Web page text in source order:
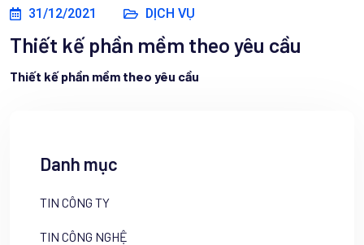
31/12/2021 DỊCH VỤ
Thiết kế phần mềm theo yêu cầu
Thiết kế phần mềm theo yêu cầu
Danh mục
TIN CÔNG TY
TIN CÔNG NGHỆ